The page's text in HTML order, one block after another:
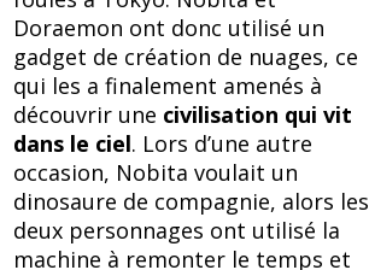
Doraemon ont donc utilisé un
gadget de création de nuages, ce
qui les a finalement amenés à
découvrir une civilisation qui vit
dans le ciel. Lors d’une autre
occasion, Nobita voulait un
dinosaure de compagnie, alors les
deux personnages ont utilisé la
machine à remonter le temps et